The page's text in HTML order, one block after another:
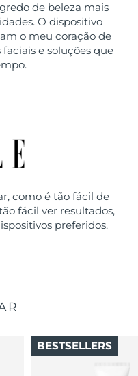
de beleza mais
O dispositivo
o meu coração de
e soluções que
como é tão fácil de
fácil ver resultados,
preferidos.
BESTSELLERS